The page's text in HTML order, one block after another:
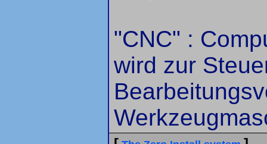
"CNC" :
wird zur